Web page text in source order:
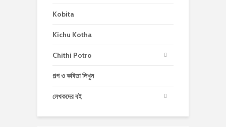
Kobita
Kichu Kotha
Chithi Potro
গল্প ও কবিতা লিখুন
লেখকদের বই